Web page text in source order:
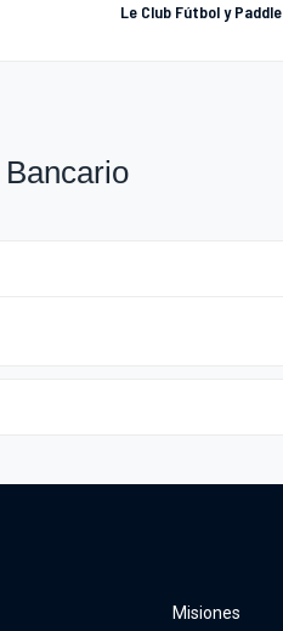
Le Club Fútbol y Paddle
Misiones